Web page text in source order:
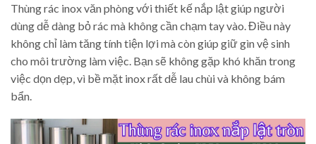
Thùng rác inox văn phòng với thiết kế nắp lật giúp người
dùng dễ dàng bỏ rác mà không cần chạm tay vào. Điều này
không chỉ làm tăng tính tiện lợi mà còn giúp giữ gìn vệ sinh
cho môi trường làm việc. Bạn sẽ không gặp khó khăn trong
việc dọn dẹp, vì bề mặt inox rất dễ lau chùi và không bám
bẩn.